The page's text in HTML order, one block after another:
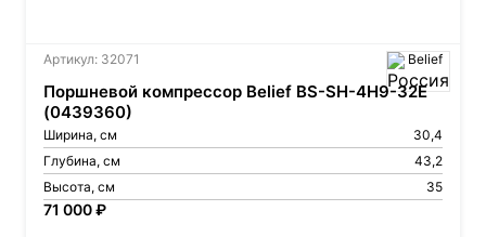
Артикул: 32071 Belief
Поршневой компрессор Belief BS-SH-4H9-32E
(0439360)
Ширина, см
30,4
Глубина, см
43,2
Высота, см
35
71 000 ₽